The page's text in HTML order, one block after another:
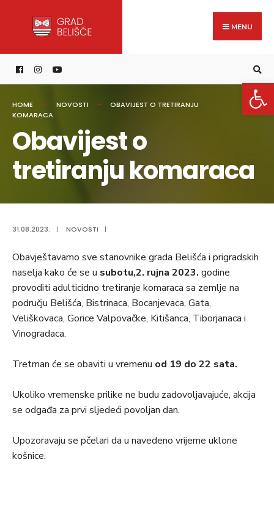
content
MENU
HOME NOVOSTI
OBAVIJEST O TRETIRANJU
KOMARACA
Obavijest o
tretiranju komaraca
31.08.2023. | NOVOSTI |
Obavještavamo sve stanovnike grada Belišća i prigradskih
naselja kako će se u subotu,2. rujna 2023. godine
provoditi adulticidno tretiranje komaraca sa zemlje na
području Belišća, Bistrinaca, Bocanjevaca, Gata,
Veliškovaca, Gorice Valpovačke, Kitišanca, Tiborjanaca i
Vinogradaca.
Tretman će se obaviti u vremenu od 19 do 22 sata.
Ukoliko vremenske prilike ne budu zadovoljavajuće, akcija
se odgađa za prvi sljedeći povoljan dan.
Upozoravaju se pčelari da u navedeno vrijeme uklone
košnice.
for: